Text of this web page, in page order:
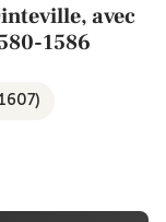
avec
1586